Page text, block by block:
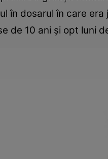
în dosarul în care
de 10 ani și opt luni